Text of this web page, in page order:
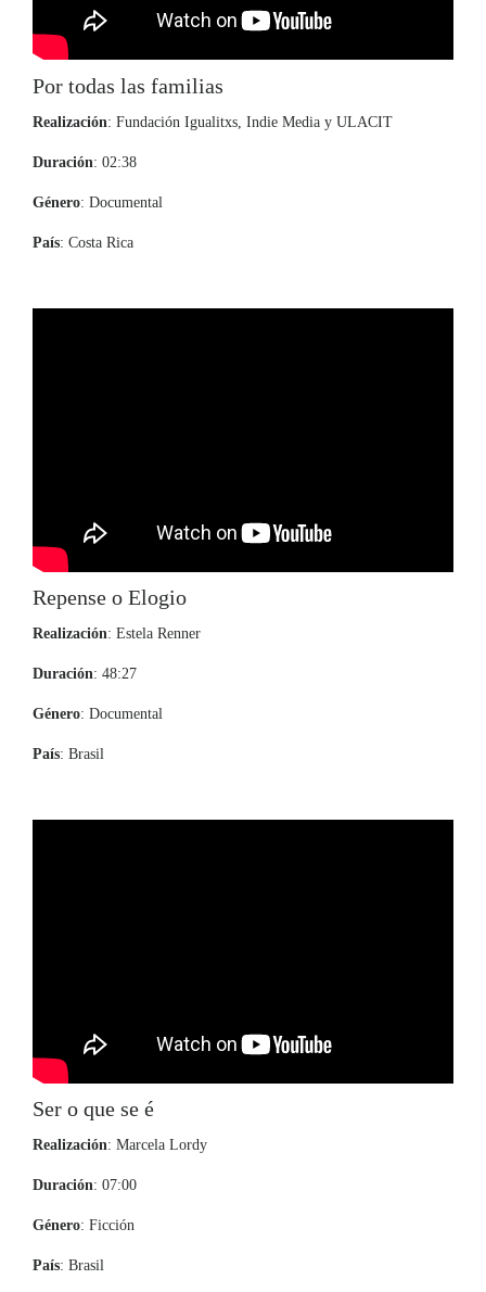
Por todas las familias
Realización: Fundación Igualitxs, Indie Media y ULACIT
Duración: 02:38
Género: Documental
País: Costa Rica
Repense o Elogio
Realización: Estela Renner
Duración: 48:27
Género: Documental
País: Brasil
Ser o que se é
Realización: Marcela Lordy
Duración: 07:00
Género: Ficción
País: Brasil